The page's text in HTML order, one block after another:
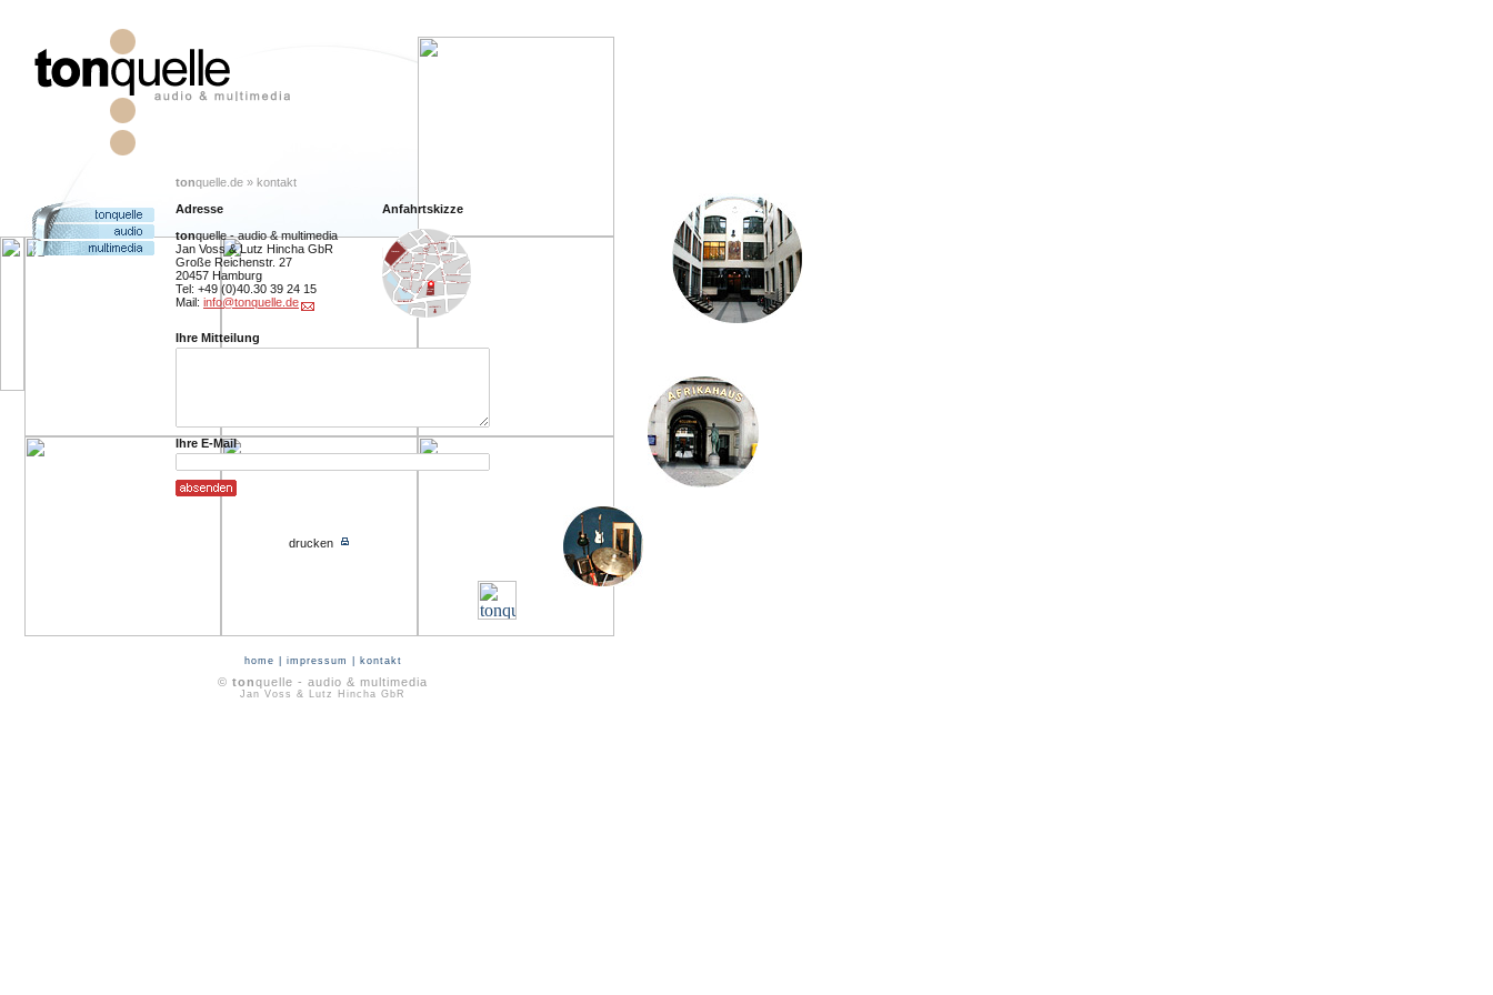
tonquelle.de » kontakt
Adresse
tonquelle - audio & multimedia
Jan Voss & Lutz Hincha GbR
Große Reichenstr. 27
20457 Hamburg
Tel: +49 (0)40.30 39 24 15
Mail: info@tonquelle.de
Anfahrtskizze
Ihre Mitteilung
Ihre E-Mail
drucken
home impressum kontakt
© tonquelle - audio & multimedia
Jan Voss & Lutz Hincha GbR